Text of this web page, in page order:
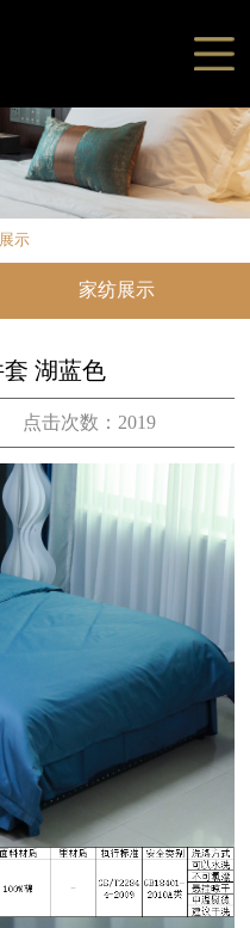
示
家纺展示
湖蓝色
点击次数：2019